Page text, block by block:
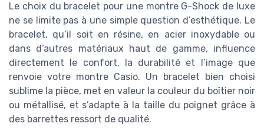
Le choix du bracelet pour une montre G-Shock de luxe
ne se limite pas à une simple question d’esthétique. Le
bracelet, qu’il soit en résine, en acier inoxydable ou
dans d’autres matériaux haut de gamme, influence
directement le confort, la durabilité et l’image que
renvoie votre montre Casio. Un bracelet bien choisi
sublime la pièce, met en valeur la couleur du boîtier noir
ou métallisé, et s’adapte à la taille du poignet grâce à
des barrettes ressort de qualité.